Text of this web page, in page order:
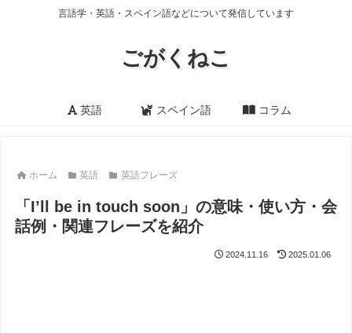
言語学・英語・スペイン語などについて発信しています
ごがくねこ
英語 スペイン語 コラム
ホーム 英語 英語フレーズ
「I’ll be in touch soon」の意味・使い方・会
話例・関連フレーズを紹介
2024.11.16 2025.01.06